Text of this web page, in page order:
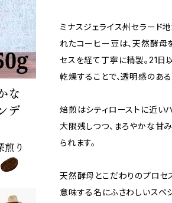
ミナスジェライス州セラード
れたコーヒー豆は、天然酵母
セスを経て丁寧に精製。21日
乾燥することで、透明感のあ
焙煎はシティローストに近い
大限残しつつ、まろやかな甘
られます。
天然酵母とこだわりのプロセ
意味する名にふさわしいスペ